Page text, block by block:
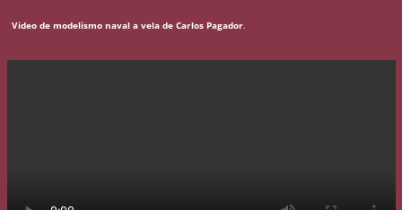
Video de modelismo naval a vela de Carlos Pagador.